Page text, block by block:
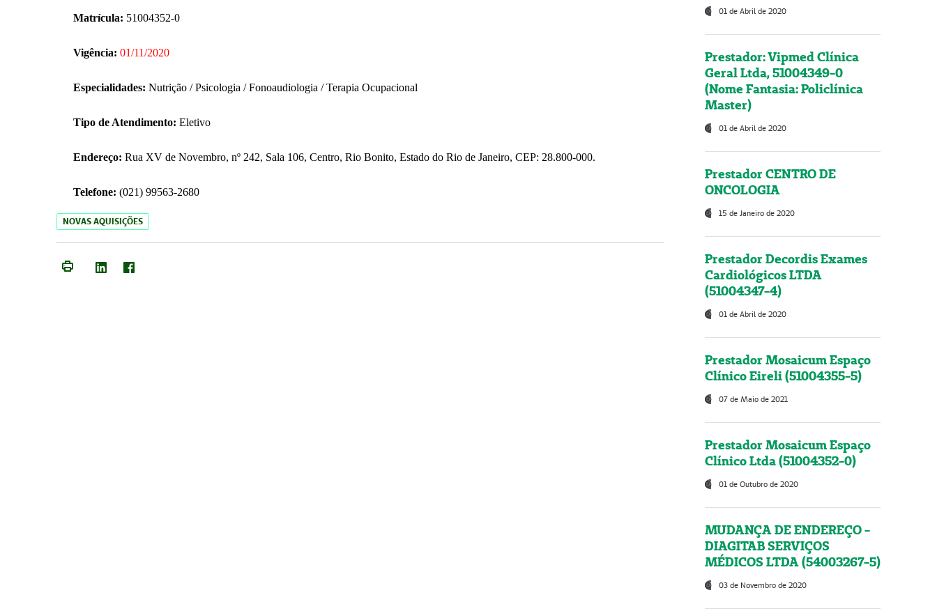
Matrícula: 51004352-0
Vigência: 01/11/2020
Especialidades: Nutrição / Psicologia / Fonoaudiologia / Terapia Ocupacional
Tipo de Atendimento: Eletivo
Endereço: Rua XV de Novembro, nº 242, Sala 106, Centro, Rio Bonito, Estado do Rio de Janeiro, CEP: 28.800-000.
Telefone: (021) 99563-2680
NOVAS AQUISIÇÕES
01 de Abril de 2020
Prestador: Vipmed Clínica
Geral Ltda, 51004349-0
(Nome Fantasia: Policlínica
Master)
01 de Abril de 2020
Prestador CENTRO DE
ONCOLOGIA
15 de Janeiro de 2020
Prestador Decordis Exames
Cardiológicos LTDA
(51004347-4)
01 de Abril de 2020
Prestador Mosaicum Espaço
Clínico Eireli (51004355-5)
07 de Maio de 2021
Prestador Mosaicum Espaço
Clínico Ltda (51004352-0)
01 de Outubro de 2020
MUDANÇA DE ENDEREÇO -
DIAGITAB SERVIÇOS
MÉDICOS LTDA (54003267-5)
03 de Novembro de 2020